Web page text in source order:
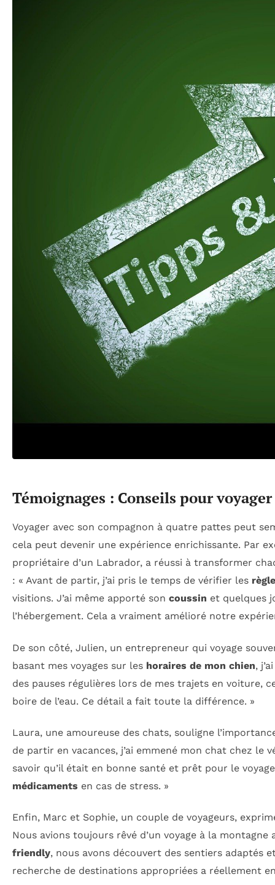
Témoignages : Conseils pour
Voyager avec son compagnon à quatre pattes peut
cela peut devenir une expérience enrichissante. Par
propriétaire d’un Labrador, a réussi à transformer
: « Avant de partir, j’ai pris le temps de vérifier les
visitions. J’ai même apporté son coussin et quelques
l’hébergement. Cela a vraiment amélioré notre
De son côté, Julien, un entrepreneur qui voyage
basant mes voyages sur les horaires de mon chien,
des pauses régulières lors de mes trajets en voiture,
boire de l’eau. Ce détail a fait toute la différence. »
Laura, une amoureuse des chats, souligne
de partir en vacances, j’ai emmené mon chat chez le
savoir qu’il était en bonne santé et prêt pour le
médicaments en cas de stress. »
Enfin, Marc et Sophie, un couple de voyageurs,
Nous avions toujours rêvé d’un voyage à la
friendly, nous avons découvert des sentiers adaptés
recherche de destinations appropriées a réellement